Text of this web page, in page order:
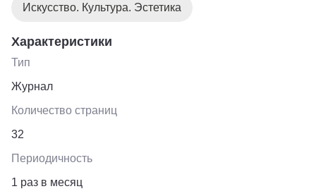
Искусство. Культура. Эстетика
Характеристики
Тип
Журнал
Количество страниц
32
Периодичность
1 раз в месяц